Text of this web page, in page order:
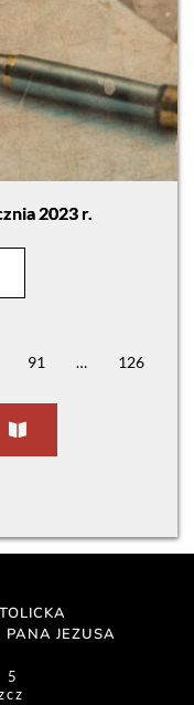
2023 r.
91 … 126
PANA JEZUSA
5